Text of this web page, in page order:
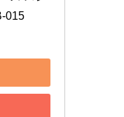
015